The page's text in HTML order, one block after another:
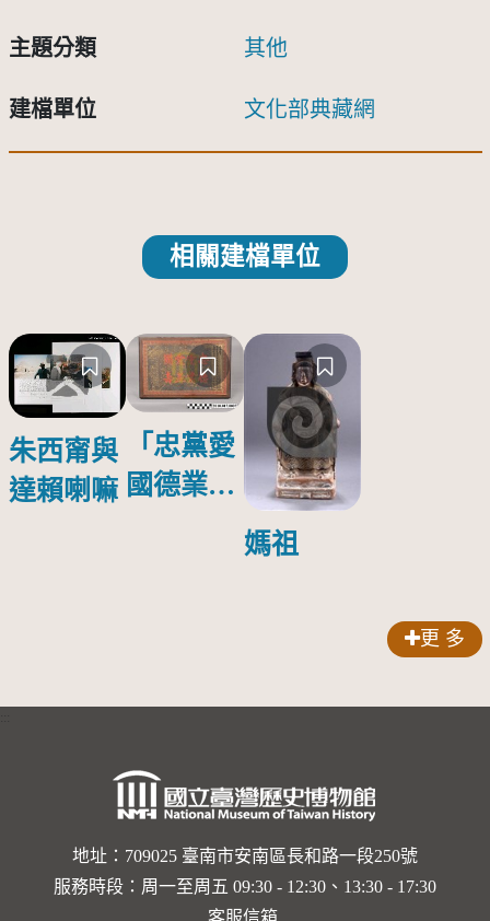
主題分類 其他
建檔單位 文化部典藏網
相關建檔單位
朱西甯與
達賴喇嘛
「忠黨愛
國德業並
媽祖
更 多
地址：709025 臺南市安南區長和路一段250號
服務時段：周一至周五 09:30 - 12:30、13:30 - 17:30
客服信箱